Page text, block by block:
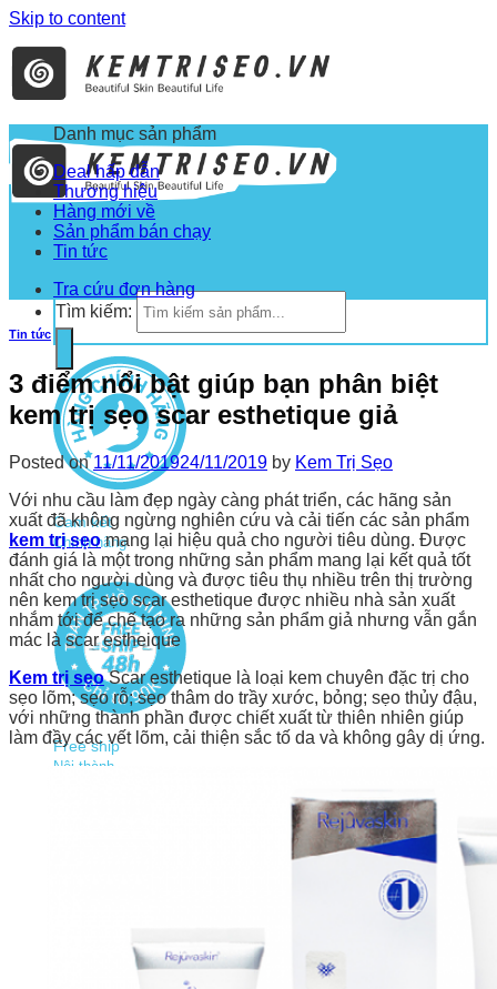
Skip to content
Tìm kiếm:
Cam kết
Chính hãng
Free ship
Nội thành
Danh mục sản phẩm
Deal hấp dẫn
Thương hiệu
Hàng mới về
Sản phẩm bán chạy
Tin tức
Tra cứu đơn hàng
Tin tức
3 điểm nổi bật giúp bạn phân biệt
kem trị sẹo scar esthetique giả
Posted on11/11/201924/11/2019 by Kem Trị Sẹo
Với nhu cầu làm đẹp ngày càng phát triển, các hãng sản
xuất đã không ngừng nghiên cứu và cải tiến các sản phẩm
kem trị sẹomang lại hiệu quả cho người tiêu dùng. Được
đánh giá là một trong những sản phẩm mang lại kết quả tốt
nhất cho người dùng và được tiêu thụ nhiều trên thị trường
nên kem trị sẹo scar esthetique được nhiều nhà sản xuất
nhắm tới để chế tạo ra những sản phẩm giả nhưng vẫn gắn
mác là scar estheique
Kem trị sẹoScar esthetique là loại kem chuyên đặc trị cho
sẹo lõm; sẹo rỗ; sẹo thâm do trầy xước, bỏng; sẹo thủy đậu,
với những thành phần được chiết xuất từ thiên nhiên giúp
làm đầy các vết lõm, cải thiện sắc tố da và không gây dị ứng.